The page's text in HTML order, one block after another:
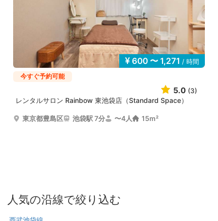
600 〜 1,271 / 時間
今すぐ予約可能
5.0 (3)
レンタルサロン Rainbow 東池袋店（Standard Space）
東京都豊島区 池袋駅 7分 〜4人 15m²
人気の沿線で絞り込む